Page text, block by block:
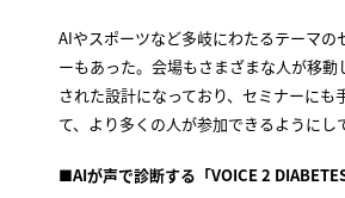
AIやスポーツなど多岐にわたるテーマの
ーもあった。会場もさまざまな人が移動
された設計になっており、セミナーにも
て、より多くの人が参加できるようにし
■AIが声で診断する「VOICE 2 DIABETES